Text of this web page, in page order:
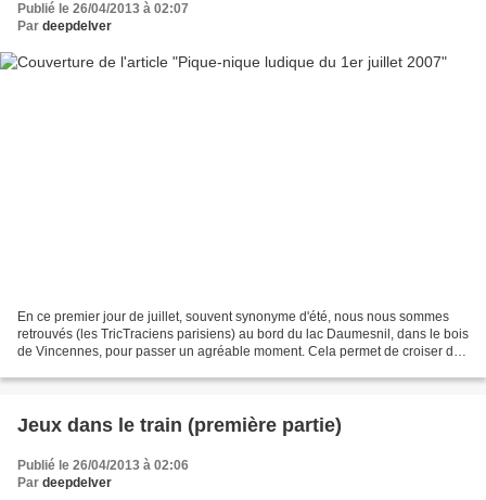
Publié le 26/04/2013 à 02:07
Par deepdelver
En ce premier jour de juillet, souvent synonyme d'été, nous nous sommes
retrouvés (les TricTraciens parisiens) au bord du lac Daumesnil, dans le bois
de Vincennes, pour passer un agréable moment. Cela permet de croiser de
Jeux dans le train (première partie)
Publié le 26/04/2013 à 02:06
Par deepdelver